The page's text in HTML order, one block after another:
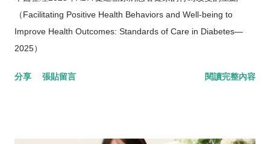
（Facilitating Positive Health Behaviors and Well-being to
Improve Health Outcomes: Standards of Care in Diabetes—
2025）
分享 張貼留言 閱讀完整內容